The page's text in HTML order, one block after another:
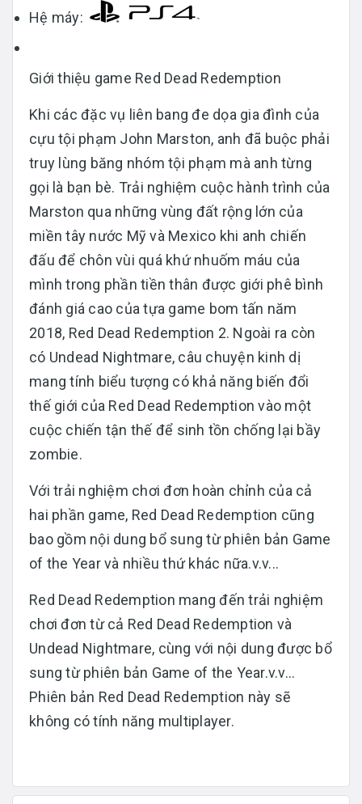
Hệ máy:
Giới thiệu game Red Dead Redemption
Khi các đặc vụ liên bang đe dọa gia đình của
cựu tội phạm John Marston, anh đã buộc phải
truy lùng băng nhóm tội phạm mà anh từng
gọi là bạn bè. Trải nghiệm cuộc hành trình của
Marston qua những vùng đất rộng lớn của
miền tây nước Mỹ và Mexico khi anh chiến
đấu để chôn vùi quá khứ nhuốm máu của
mình trong phần tiền thân được giới phê bình
đánh giá cao của tựa game bom tấn năm
2018, Red Dead Redemption 2. Ngoài ra còn
có Undead Nightmare, câu chuyện kinh dị
mang tính biểu tượng có khả năng biến đổi
thế giới của Red Dead Redemption vào một
cuộc chiến tận thế để sinh tồn chống lại bầy
zombie.
Với trải nghiệm chơi đơn hoàn chỉnh của cả
hai phần game, Red Dead Redemption cũng
bao gồm nội dung bổ sung từ phiên bản Game
of the Year và nhiều thứ khác nữa.v.v...
Red Dead Redemption mang đến trải nghiệm
chơi đơn từ cả Red Dead Redemption và
Undead Nightmare, cùng với nội dung được bổ
sung từ phiên bản Game of the Year.v.v...
Phiên bản Red Dead Redemption này sẽ
không có tính năng multiplayer.